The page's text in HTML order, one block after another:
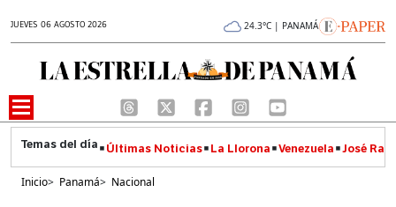
JUEVES 06 AGOSTO 2026 24.3°C | PANAMÁ
Últimas Noticias La Llorona Venezuela José
Inicio> Panamá> Nacional